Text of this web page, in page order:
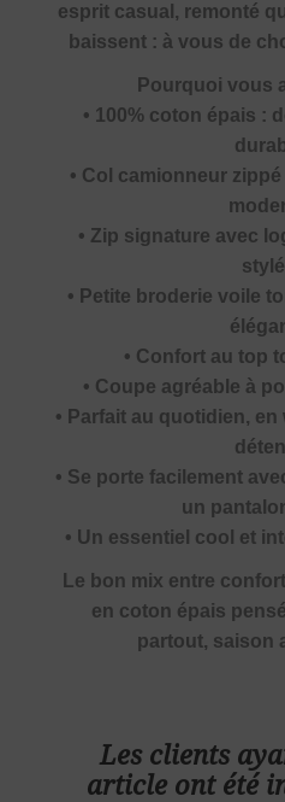
esprit casual, remonté
baissent : à vous de
Pourquoi vous
• 100% coton épais :
• Col camionneur
• Zip signature avec
• Petite broderie voile
• Confort au top
• Coupe agréable à
• Parfait au quotidien,
• Se porte facilement
un
• Un essentiel cool et
Le bon mix entre
en coton épais
partout, saison
Les clients
article ont été